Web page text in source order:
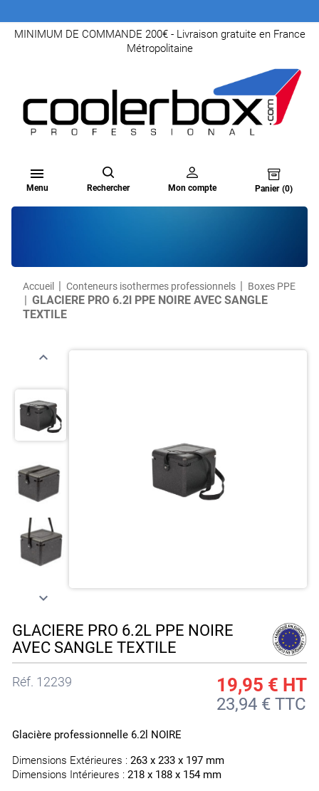
MINIMUM DE COMMANDE 200€ - Livraison gratuite en France
Métropolitaine

Menu Rechercher Mon compte Panier (0)
Accueil Conteneurs isothermes professionnels Boxes PPE
GLACIERE PRO 6.2l PPE NOIRE AVEC SANGLE
TEXTILE


GLACIERE PRO 6.2L PPE NOIRE
AVEC SANGLE TEXTILE
Réf. 12239 19,95 € HT
23,94 € TTC
Glacière professionnelle 6.2l NOIRE
Dimensions Extérieures : 263 x 233 x 197 mm
Dimensions Intérieures : 218 x 188 x 154 mm